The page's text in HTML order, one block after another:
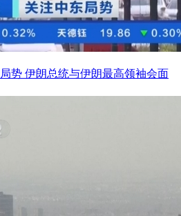
势 伊朗总统与伊朗最高领袖会面